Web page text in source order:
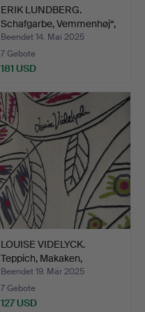
ERIK LUNDBERG.
Schafgarbe, Vemmenhøj“,
Väv…
Beendet 14. Mai 2025
7 Gebote
181 USD
LOUISE VIDELYCK.
Teppich, Makaken,
handgek…
Beendet 19. Mär 2025
7 Gebote
127 USD